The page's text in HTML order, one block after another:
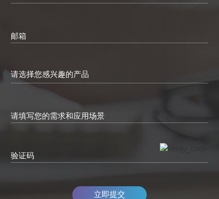
邮箱
请填写您的需求和应用场景
验证码
立即提交